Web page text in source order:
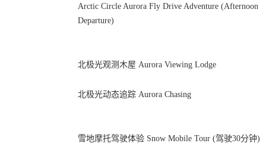
Arctic Circle Aurora Fly Drive Adventure (Afternoon
Departure)
北极光观测木屋 Aurora Viewing Lodge
北极光动态追踪 Aurora Chasing
雪地摩托驾驶体验 Snow Mobile Tour (驾驶30分钟)